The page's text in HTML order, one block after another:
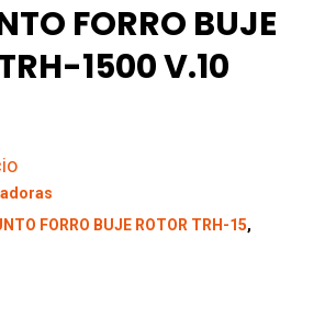
FORRO BUJE
1500 V.10
FORRO BUJE ROTOR TRH-15,